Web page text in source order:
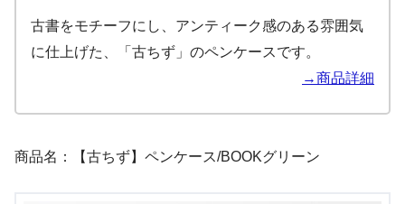
古書をモチーフにし、アンティーク感のある雰囲気
に仕上げた、「古ちず」のペンケースです。
→商品詳細
商品名：【古ちず】ペンケース/BOOKグリーン